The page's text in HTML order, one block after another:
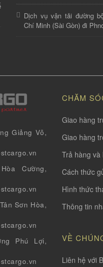
Dịch vụ vận tải đường
Chí Minh (Sài Gòn) đi
Giảng Võ,
Cường,
Sơn Hòa,
Phú Lợi,
CHĂM
Giao hàng
Giao hàng
Trả hàng và
Cách thức
Hình thức
Thông tin
VỀ
Liên hệ với